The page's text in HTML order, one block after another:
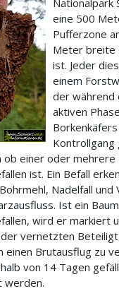
Nationalpark
eine 500
Pufferzone
Meter breite
ist. Jeder
einem
der während
aktiven
Kontrollgang
ob einer oder mehrere
ist. Ein Befall
Nadelfall und
Ist ein
wird er markiert
vernetzten
einen Brutausflug zu
von 14 Tagen
werden.